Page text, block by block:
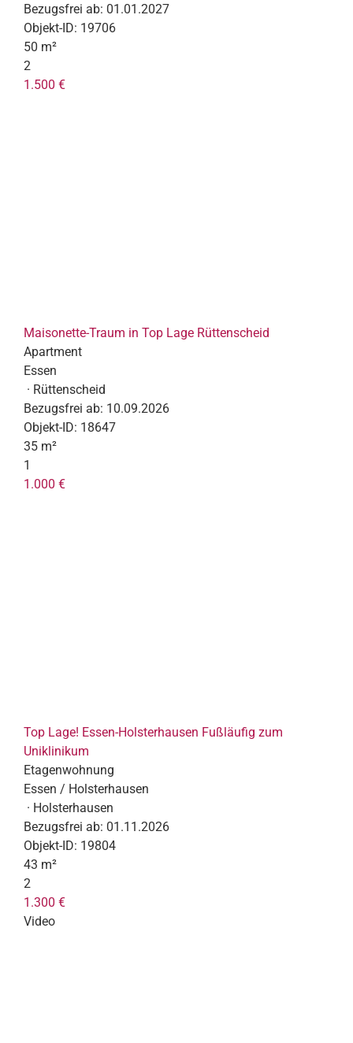
Bezugsfrei ab: 01.01.2027
Objekt-ID: 19706
50 m²
2
1.500 €
Maisonette-Traum in Top Lage Rüttenscheid
Apartment
Essen
· Rüttenscheid
Bezugsfrei ab: 10.09.2026
Objekt-ID: 18647
35 m²
1
1.000 €
Top Lage! Essen-Holsterhausen Fußläufig zum
Uniklinikum
Etagenwohnung
Essen / Holsterhausen
· Holsterhausen
Bezugsfrei ab: 01.11.2026
Objekt-ID: 19804
43 m²
2
1.300 €
Video